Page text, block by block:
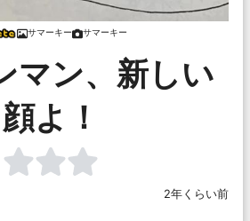
サマーキー サマーキー
マン、新しい
顔よ！
2年くらい前